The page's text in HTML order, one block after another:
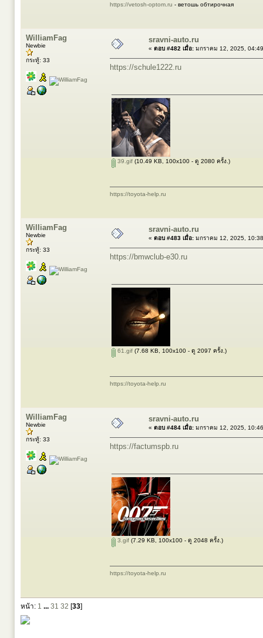
https://vetosh-optom.ru - ветошь обтирочная
WilliamFag
Newbie
กระทู้: 33
sravni-auto.ru
« ตอบ #482 เมื่อ: มกราคม 12, 2025,
https://schule1222.ru
39.gif (10.49 KB, 100x100 - ดู 2080 ครั้ง.)
https://toyota-help.ru
WilliamFag
Newbie
กระทู้: 33
sravni-auto.ru
« ตอบ #483 เมื่อ: มกราคม 12, 2025,
https://bmwclub-e30.ru
61.gif (7.68 KB, 100x100 - ดู 2097 ครั้ง.)
https://toyota-help.ru
WilliamFag
Newbie
กระทู้: 33
sravni-auto.ru
« ตอบ #484 เมื่อ: มกราคม 12, 2025,
https://factumspb.ru
3.gif (7.29 KB, 100x100 - ดู 2048 ครั้ง.)
https://toyota-help.ru
หน้า: 1 ... 31 32 [33]